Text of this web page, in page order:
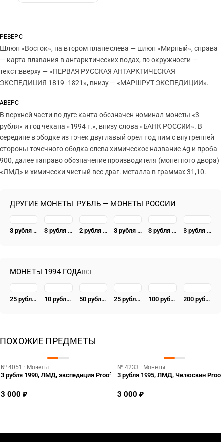
РЕВЕРС
Шлюп «Восток», на втором плане слева — шлюп «Мирный», справа
— карта плавания в антарктических водах, по окружности —
текст:вверху — «ПЕРВАЯ РУССКАЯ АНТАРКТИЧЕСКАЯ
ЭКСПЕДИЦИЯ 1819 -1821», внизу — «МАРШРУТ ЭКСПЕДИЦИИ».
АВЕРС
В верхней части по дуге канта обозначен номинал монеты «3
рубля» и год чекана «1994 г.», внизу слова «БАНК РОССИИ». В
середине в ободке из точек двуглавый орел под ним с внутренней
стороны точечного ободка слева химическое название Ag и проба
900, далее направо обозначение производителя (монетного двора)
«ЛМД» и химически чистый вес драг. металла в граммах 31,10.
ДРУГИЕ МОНЕТЫ: РУБЛЬ — МОНЕТЫ РОССИИ
3 рубля 1995, ММД, соболь 3 рубля 2014, ММД, символ рубля proof 2 рубля 1995, ЛМД, Парад Победы в Москве (Флаги у Кремлёвской стены), ошибка 3 рубля 2018, СПМД, ЧМ по футболу 3 рубля 2017, СПМД, Кубок конфедераций Proof 3 рубля 2016, СПМД, Победоносец
МОНЕТЫ 1994 ГОДАВСЕ
25 рублей 1994, ММД, балет Proof 10 рублей 1994, ММД, балет Proof 50 рублей 1994, ММД, соболь Proof 25 рублей 1994, ЛМД, Транссибирская магистраль, Байкальский тоннель 100 рублей 1994, ММД, Кандинский Proof 200 рублей 1994, ММД, соболь Proof
ПОХОЖИЕ ПРЕДМЕТЫ
№ 4051 · Монеты
3 рубля 1990, ЛМД, экспедиция Proof
3 000 ₽
№ 4233 · Монеты
3 рубля 1995, ЛМД, Челюскин
3 000 ₽